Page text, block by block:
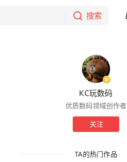
搜索
KC玩数码
优质数码领域创作者
关注
TA的热门作品